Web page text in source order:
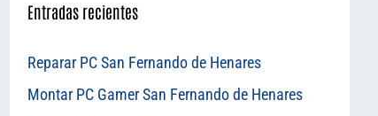
Entradas recientes
Reparar PC San Fernando de Henares
Montar PC Gamer San Fernando de Henares